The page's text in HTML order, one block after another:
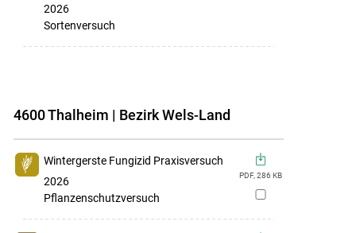
2026
Sortenversuch
4600 Thalheim | Bezirk Wels-Land
Wintergerste Fungizid Praxisversuch
2026
Pflanzenschutzversuch
PDF,286 KB
zur